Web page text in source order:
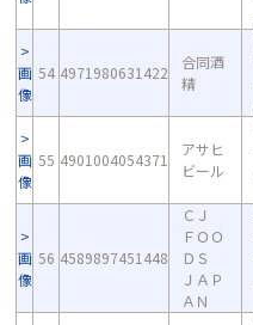
画
像
54 4971980631422
合同酒
精
画
像
55 4901004054371
アサヒ
ビール
画
像
56 4589897451448
ＣＪ
ＦＯＯ
ＤＳ
ＪＡＰ
ＡＮ